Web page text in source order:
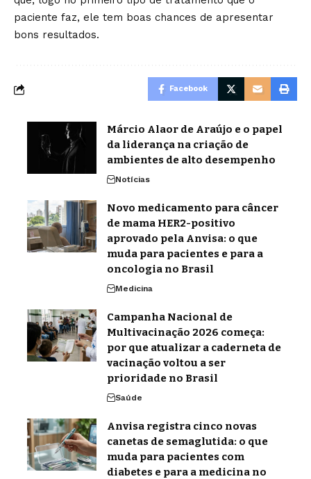
paciente faz, ele tem boas chances de apresentar
bons resultados.
Facebook
Márcio Alaor de Araújo e o papel
da liderança na criação de
ambientes de alto desempenho
Notícias
Novo medicamento para câncer
de mama HER2-positivo
aprovado pela Anvisa: o que
muda para pacientes e para a
oncologia no Brasil
Medicina
Campanha Nacional de
Multivacinação 2026 começa:
por que atualizar a caderneta de
vacinação voltou a ser
prioridade no Brasil
Saúde
Anvisa registra cinco novas
canetas de semaglutida: o que
muda para pacientes com
diabetes e para a medicina no